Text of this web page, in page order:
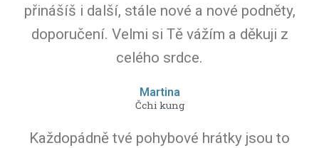
přinášíš i další, stále nové a nové podněty,
doporučení. Velmi si Tě vážím a děkuji z
celého srdce.
Martina
Čchi kung
Každopádně tvé pohybové hrátky jsou to